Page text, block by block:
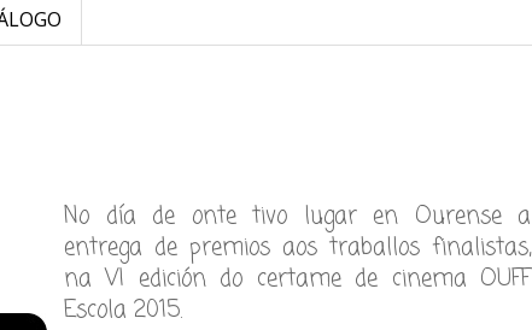
No día de onte tivo lugar en Ourense a
entrega de premios aos traballos finalistas,
na VI edición do certame de cinema OUFF
Escola 2015.